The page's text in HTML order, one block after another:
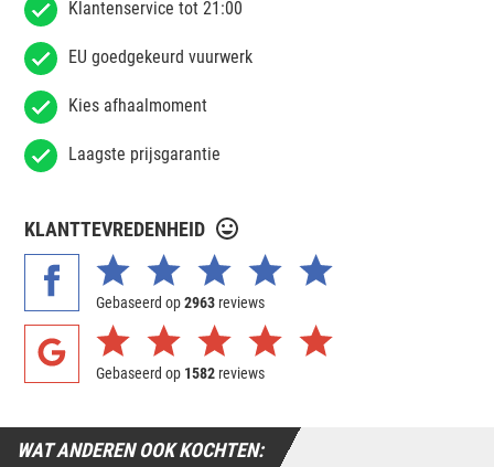
Klantenservice tot 21:00
EU goedgekeurd vuurwerk
Kies afhaalmoment
Laagste prijsgarantie
KLANTTEVREDENHEID
Gebaseerd op2963 reviews
Gebaseerd op 1582 reviews
WAT ANDEREN OOK KOCHTEN: